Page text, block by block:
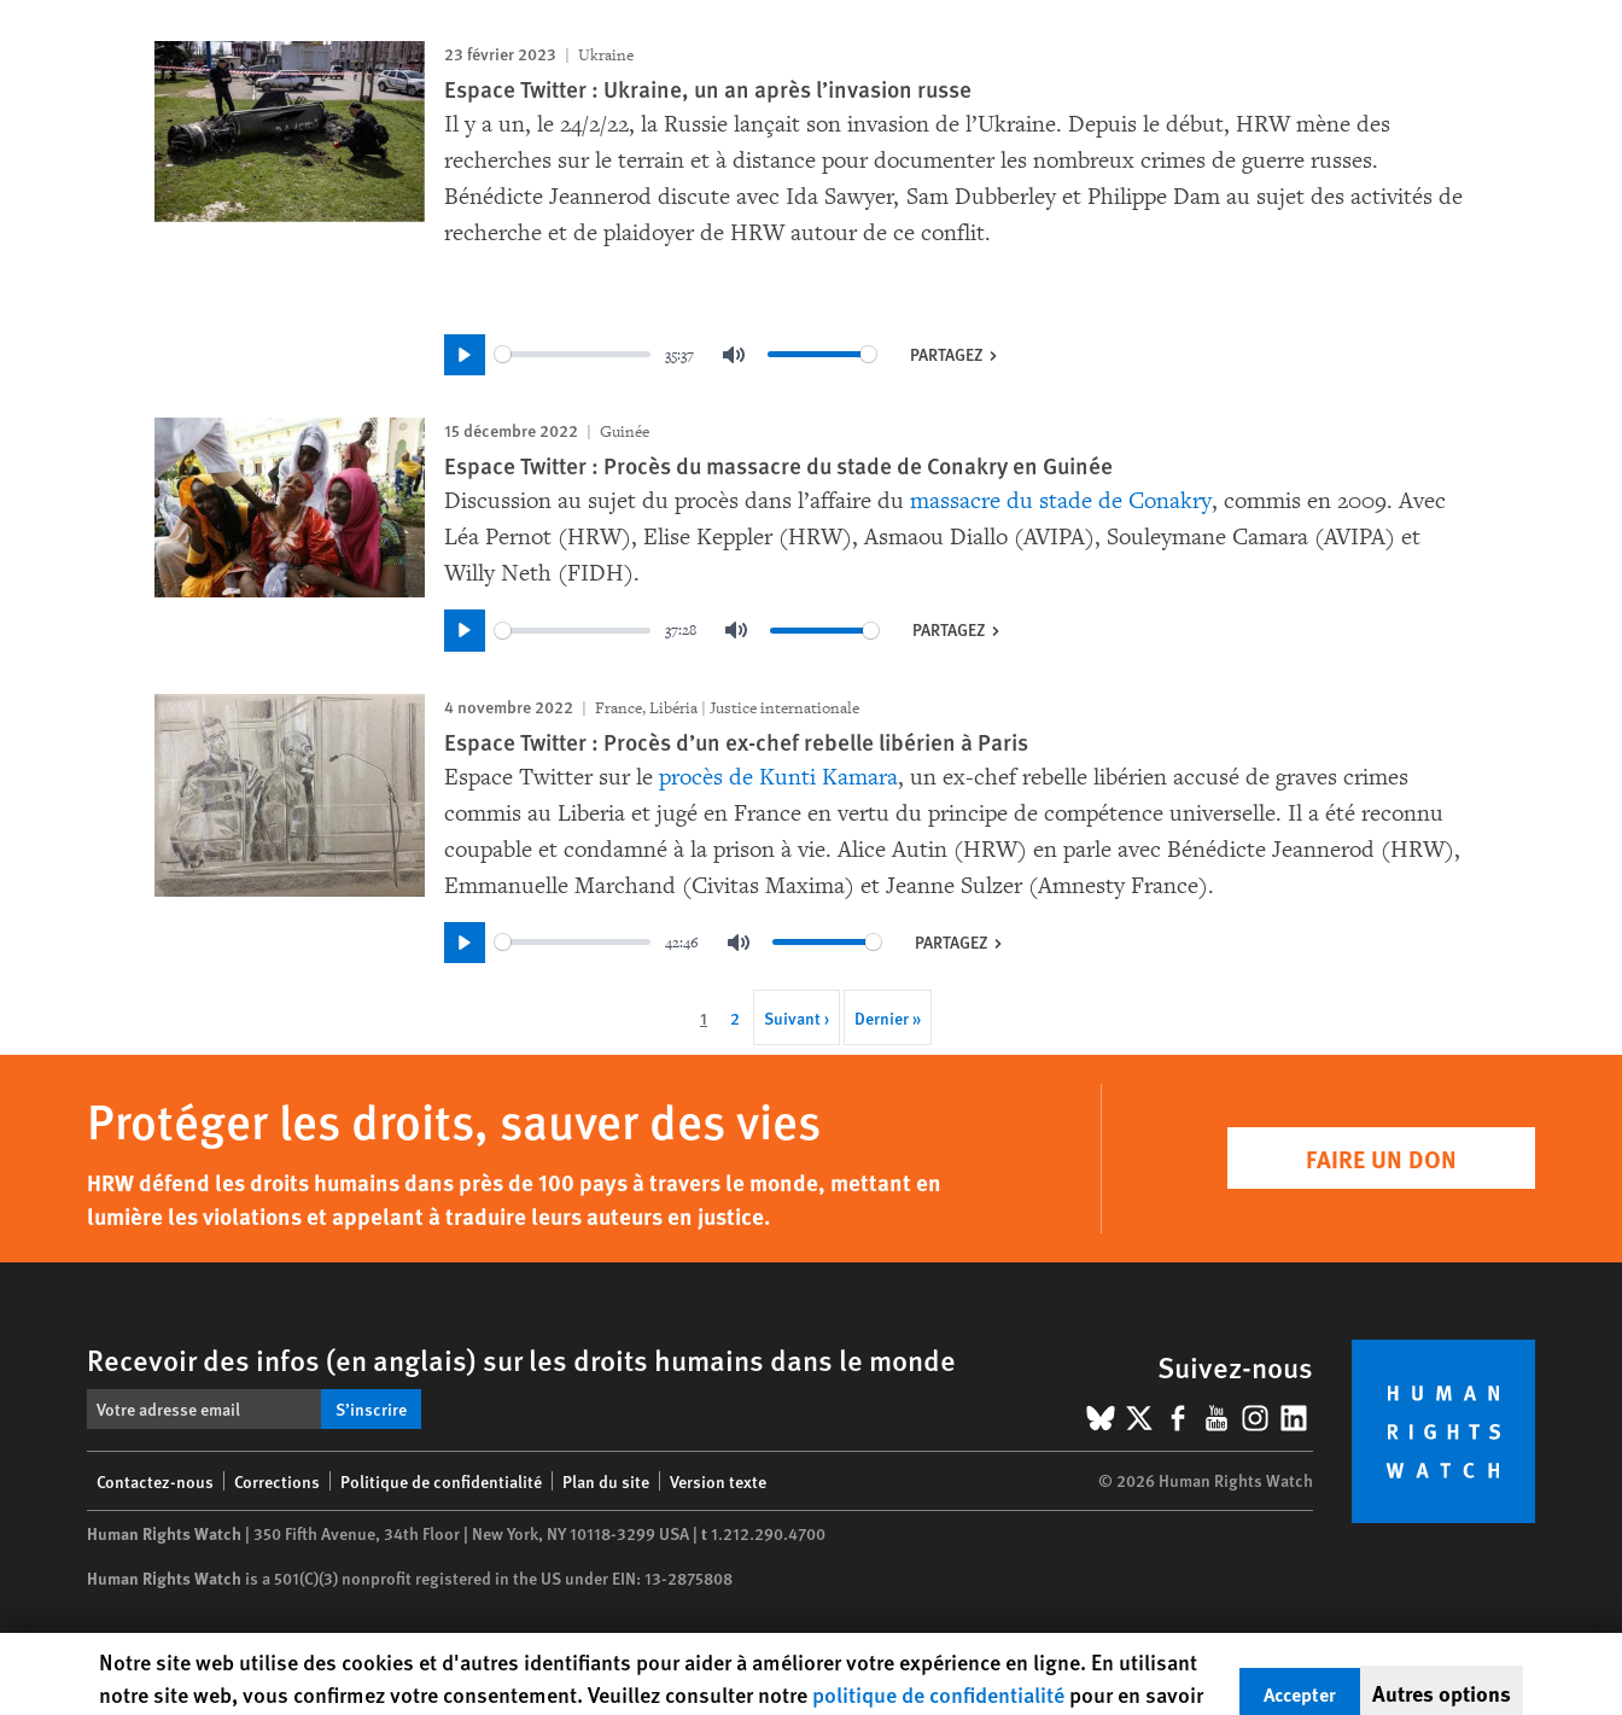
23 février 2023 Ukraine
Espace Twitter : Ukraine, un an après l’invasion russe
Il y a un, le 24/2/22, la Russie lançait son invasion de l’Ukraine. Depuis le début, HRW mène des
recherches sur le terrain et à distance pour documenter les nombreux crimes de guerre russes.
Bénédicte Jeannerod discute avec Ida Sawyer, Sam Dubberley et Philippe Dam au sujet des activités de
recherche et de plaidoyer de HRW autour de ce conflit.
Play
35:37 PARTAGEZ
15 décembre 2022 Guinée
Espace Twitter : Procès du massacre du stade de Conakry en Guinée
Discussion au sujet du procès dans l’affaire du massacre du stade de Conakry, commis en 2009. Avec
Léa Pernot (HRW), Elise Keppler (HRW), Asmaou Diallo (AVIPA), Souleymane Camara (AVIPA) et
Willy Neth (FIDH).
Play
37:28 PARTAGEZ
4 novembre 2022 France, Libéria | Justice internationale
Espace Twitter : Procès d’un ex-chef rebelle libérien à Paris
Espace Twitter sur le procès de Kunti Kamara, un ex-chef rebelle libérien accusé de graves crimes
commis au Liberia et jugé en France en vertu du principe de compétence universelle. Il a été reconnu
coupable et condamné à la prison à vie. Alice Autin (HRW) en parle avec Bénédicte Jeannerod (HRW),
Emmanuelle Marchand (Civitas Maxima) et Jeanne Sulzer (Amnesty France).
Play
42:46 PARTAGEZ
Cette
1 Page
2
Next
page
Suivant ›
Last
page
Dernier »
Protéger les droits, sauver des vies
HRW défend les droits humains dans près de 100 pays à travers le monde, mettant en
lumière les violations et appelant à traduire leurs auteurs en justice.
FAIRE UN DON
Recevoir des infos (en anglais) sur les droits humains dans le monde
S’inscrire
Suivez-nous
BlueSky
X Facebook
YouTube
Instagram
LinkedIn
menu
Contactez-nous Corrections Politique de confidentialité Plan du site Version texte © 2026 Human Rights Watch
Human Rights Watch | 350 Fifth Avenue, 34th Floor | New York, NY10118-3299 USA | t1.212.290.4700
Human Rights Watch is a 501(C)(3) nonprofit registered in the US under EIN: 13-2875808
Human Rights Watch cookie preferences
Notre site web utilise des cookies et d'autres identifiants pour aider à améliorer votre expérience en ligne. En utilisant
notre site web, vous confirmez votre consentement. Veuillez consulter notre politique de confidentialité pour en savoir
Accepter Autres options